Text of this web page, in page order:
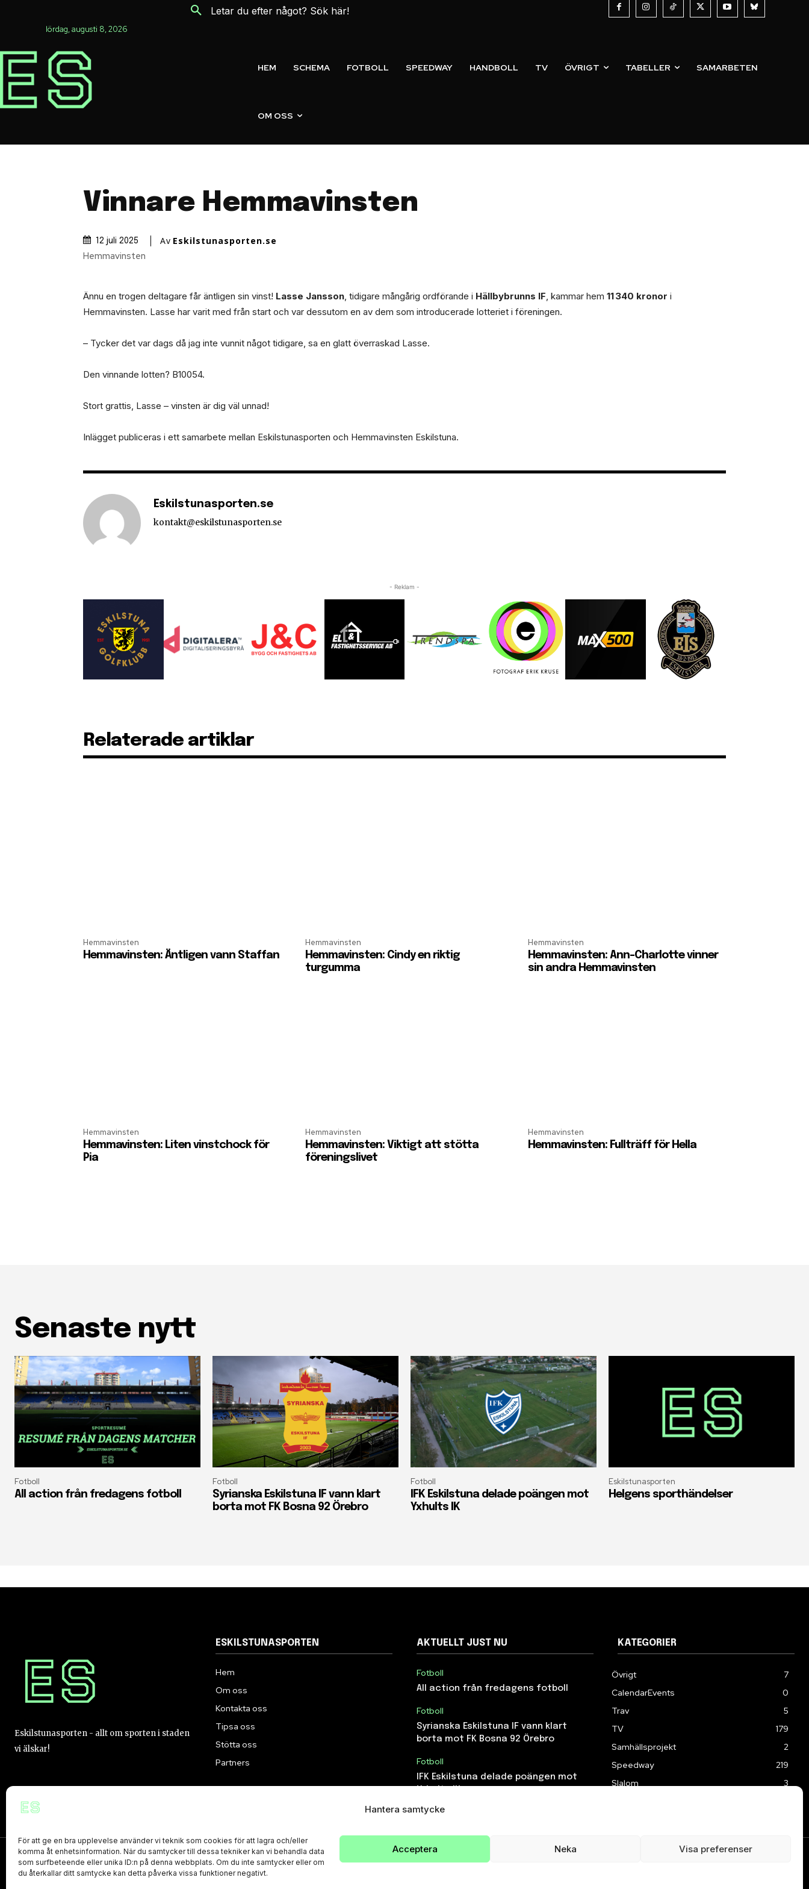
Hantera samtycke
För att ge en bra upplevelse använder vi teknik som cookies för att lagra och/eller
komma åt enhetsinformation. När du samtycker till dessa tekniker kan vi behandla data
som surfbeteende eller unika ID:n på denna webbplats. Om du inte samtycker eller om
du återkallar ditt samtycke kan detta påverka vissa funktioner negativt.
Acceptera Neka Visa preferenser
lördag, augusti 8, 2026
Letar du efter något? Sök här!
HEM SCHEMA FOTBOLL SPEEDWAY HANDBOLL TV ÖVRIGT TABELLER SAMARBETEN
OM OSS
Vinnare Hemmavinsten
12 juli 2025 Av Eskilstunasporten.se
Hemmavinsten
Ännu en trogen deltagare får äntligen sin vinst! Lasse Jansson , tidigare mångårig ordförande i Hällbybrunns IF , kammar hem 11 340 kronor i
Hemmavinsten. Lasse har varit med från start och var dessutom en av dem som introducerade lotteriet i föreningen.
– Tycker det var dags då jag inte vunnit något tidigare, sa en glatt överraskad Lasse.
Den vinnande lotten? B10054.
Stort grattis, Lasse – vinsten är dig väl unnad!
Inlägget publiceras i ett samarbete mellan Eskilstunasporten och Hemmavinsten Eskilstuna.
Eskilstunasporten.se
kontakt@eskilstunasporten.se
- Reklam -
Relaterade artiklar
Hemmavinsten
Hemmavinsten: Äntligen vann Staffan
Hemmavinsten
Hemmavinsten: Cindy en riktig
turgumma
Hemmavinsten
Hemmavinsten: Ann-Charlotte vinner
sin andra Hemmavinsten
Hemmavinsten
Hemmavinsten: Liten vinstchock för
Pia
Hemmavinsten
Hemmavinsten: Viktigt att stötta
föreningslivet
Hemmavinsten
Hemmavinsten: Fullträff för Hella
Senaste nytt
Fotboll
All action från fredagens fotboll
Fotboll
Syrianska Eskilstuna IF vann klart
borta mot FK Bosna 92 Örebro
Fotboll
IFK Eskilstuna delade poängen mot
Yxhults IK
Eskilstunasporten
Helgens sporthändelser
Eskilstunasporten - allt om sporten i staden
vi älskar!
ESKILSTUNASPORTEN
Hem
Om oss
Kontakta oss
Tipsa oss
Stötta oss
Partners
AKTUELLT JUST NU
Fotboll
All action från fredagens fotboll
Fotboll
Syrianska Eskilstuna IF vann klart
borta mot FK Bosna 92 Örebro
Fotboll
IFK Eskilstuna delade poängen mot
KATEGORIER
Övrigt
7
CalendarEvents
0
Trav
5
TV
179
Samhällsprojekt
2
Speedway
219
Slalom
3
PRIVACY POLICY